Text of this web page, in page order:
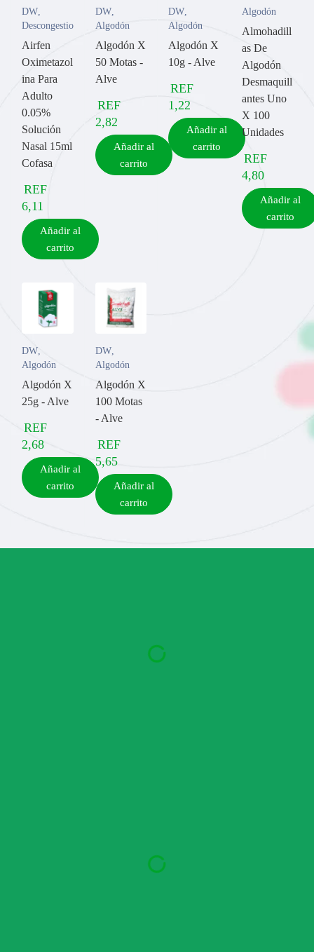
DW
Descongestionantes
Airfen
Oximetazol
ina Para
Adulto
0.05%
Solución
Nasal 15ml
Cofasa
REF
6,11
Añadir al
carrito
DW,
Algodón
Algodón X
50 Motas -
Alve
REF
2,82
Añadir al
carrito
DW
Algodón
Algodón X
10g - Alve
REF
1,22
Añadir al
carrito
Algodón
Almohadill
as De
Algodón
Desmaquill
antes Uno
X 100
Unidades
REF
4,80
Añadir al
carrito
DW,
Algodón
Algodón X
25g - Alve
REF
2,68
Añadir al
carrito
DW,
Algodón
Algodón X
100 Motas
- Alve
REF
5,65
Añadir al
carrito